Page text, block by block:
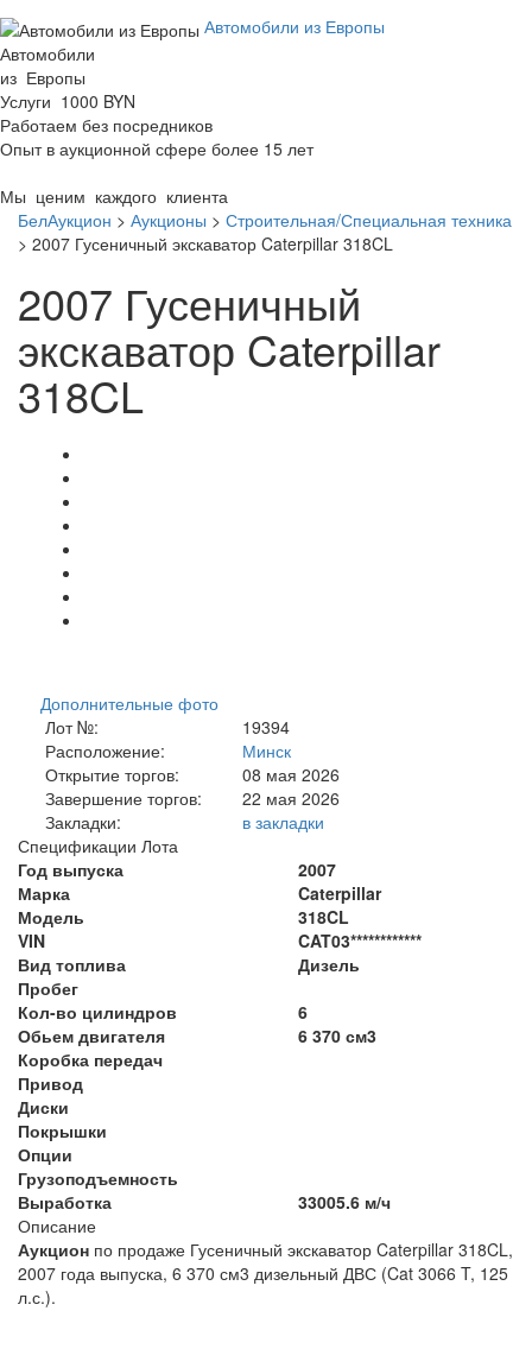
Автомобили из Европы
Автомобили
из Европы
Услуги 1000 BYN
Работаем без посредников
Опыт в аукционной сфере более 15 лет
Мы ценим каждого клиента
БелАукцион > Аукционы > Строительная/Специальная техника
> 2007 Гусеничный экскаватор Caterpillar 318CL
2007 Гусеничный
экскаватор Caterpillar
318CL
Дополнительные фото
Лот №:
19394
Расположение:
Минск
Открытие торгов:
08 мая 2026
Завершение торгов:
22 мая 2026
Закладки:
в закладки
Спецификации Лота
Год выпуска
2007
Марка
Caterpillar
Модель
318CL
VIN
CAT03************
Вид топлива
Дизель
Пробег
Кол-во цилиндров
6
Обьем двигателя
6 370 см3
Коробка передач
Привод
Диски
Покрышки
Опции
Грузоподъемность
Выработка
33005.6 м/ч
Описание
Аукцион по продаже Гусеничный экскаватор Caterpillar 318CL,
2007 года выпуска, 6 370 см3 дизельный ДВС (Cat 3066 T, 125
л.с.).